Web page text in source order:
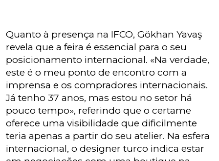
Quanto à presença na IFCO, Gökhan Yavaş
revela que a feira é essencial para o seu
posicionamento internacional. «Na verdade,
este é o meu ponto de encontro com a
imprensa e os compradores internacionais.
Já tenho 37 anos, mas estou no setor há
pouco tempo», referindo que o certame
oferece uma visibilidade que dificilmente
teria apenas a partir do seu atelier. Na esfera
internacional, o designer turco indica estar